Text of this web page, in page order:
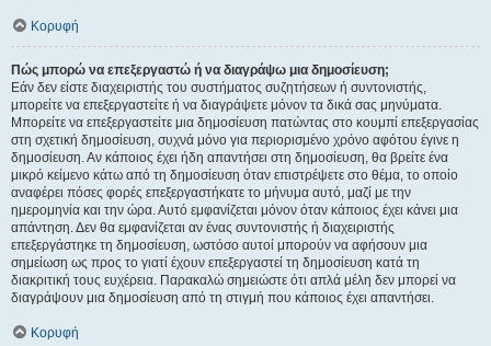
Κορυφή
Πώς μπορώ να επεξεργαστώ ή να διαγράψω μια δημοσίευση;
Εάν δεν είστε διαχειριστής του συστήματος συζητήσεων ή συντονιστής,
μπορείτε να επεξεργαστείτε ή να διαγράψετε μόνον τα δικά σας μηνύματα.
Μπορείτε να επεξεργαστείτε μια δημοσίευση πατώντας στο κουμπί επεξεργασίας
στη σχετική δημοσίευση, συχνά μόνο για περιορισμένο χρόνο αφότου έγινε η
δημοσίευση. Αν κάποιος έχει ήδη απαντήσει στη δημοσίευση, θα βρείτε ένα
μικρό κείμενο κάτω από τη δημοσίευση όταν επιστρέψετε στο θέμα, το οποίο
αναφέρει πόσες φορές επεξεργαστήκατε το μήνυμα αυτό, μαζί με την
ημερομηνία και την ώρα. Αυτό εμφανίζεται μόνον όταν κάποιος έχει κάνει μια
απάντηση. Δεν θα εμφανίζεται αν ένας συντονιστής ή διαχειριστής
επεξεργάστηκε τη δημοσίευση, ωστόσο αυτοί μπορούν να αφήσουν μια
σημείωση ως προς το γιατί έχουν επεξεργαστεί τη δημοσίευση κατά τη
διακριτική τους ευχέρεια. Παρακαλώ σημειώστε ότι απλά μέλη δεν μπορεί να
διαγράψουν μια δημοσίευση από τη στιγμή που κάποιος έχει απαντήσει.
Κορυφή